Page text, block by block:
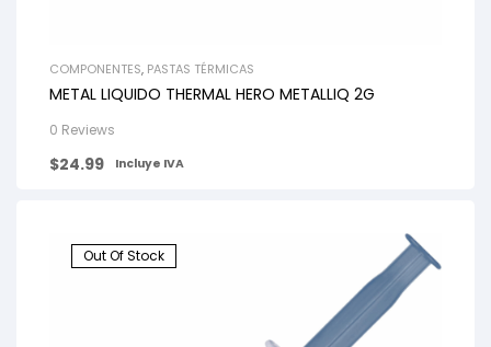
COMPONENTES, PASTAS TÉRMICAS
METAL LIQUIDO THERMAL HERO METALLIQ 2G
0 Reviews
$24.99 Incluye IVA
Out Of Stock